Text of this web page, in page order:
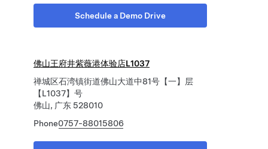
Schedule a Demo Drive
佛山王府井紫薇港体验店L1037
禅城区石湾镇街道佛山大道中81号【一】层
【L1037】号
佛山, 广东 528010
Phone0757-88015806